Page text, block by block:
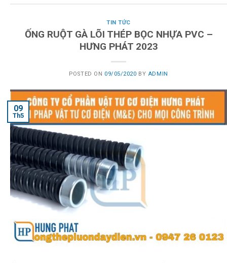
TIN TỨC
ỐNG RUỘT GÀ LÕI THÉP BỌC NHỰA PVC –
HƯNG PHÁT 2023
POSTED ON 09/05/2020 BY ADMIN
09
Th5